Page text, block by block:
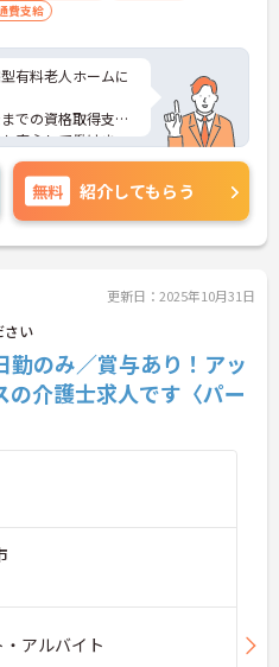
費支給
有料老人ホームに
での資格取得支援
安心して働けま
育休の取得率もほ
方も長く就業可能
ントなど、さらに
無料 紹介してもらう
更新日：2025年10月31日
い
勤のみ／賞与あり！アッ
の介護士求人です〈パー
アルバイト